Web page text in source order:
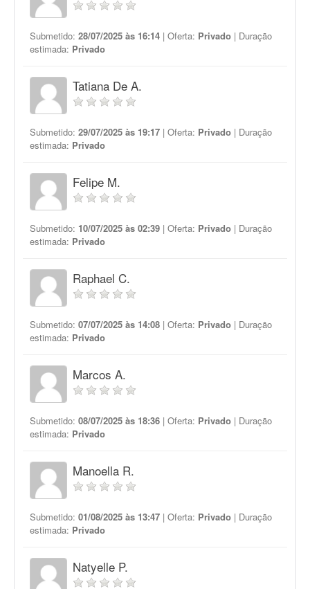
Submetido: 28/07/2025 às 16:14 | Oferta: Privado | Duração
estimada: Privado
Tatiana De A.
Submetido: 29/07/2025 às 19:17 | Oferta: Privado | Duração
estimada: Privado
Felipe M.
Submetido: 10/07/2025 às 02:39 | Oferta: Privado | Duração
estimada: Privado
Raphael C.
Submetido: 07/07/2025 às 14:08 | Oferta: Privado | Duração
estimada: Privado
Marcos A.
Submetido: 08/07/2025 às 18:36 | Oferta: Privado | Duração
estimada: Privado
Manoella R.
Submetido: 01/08/2025 às 13:47 | Oferta: Privado | Duração
estimada: Privado
Natyelle P.